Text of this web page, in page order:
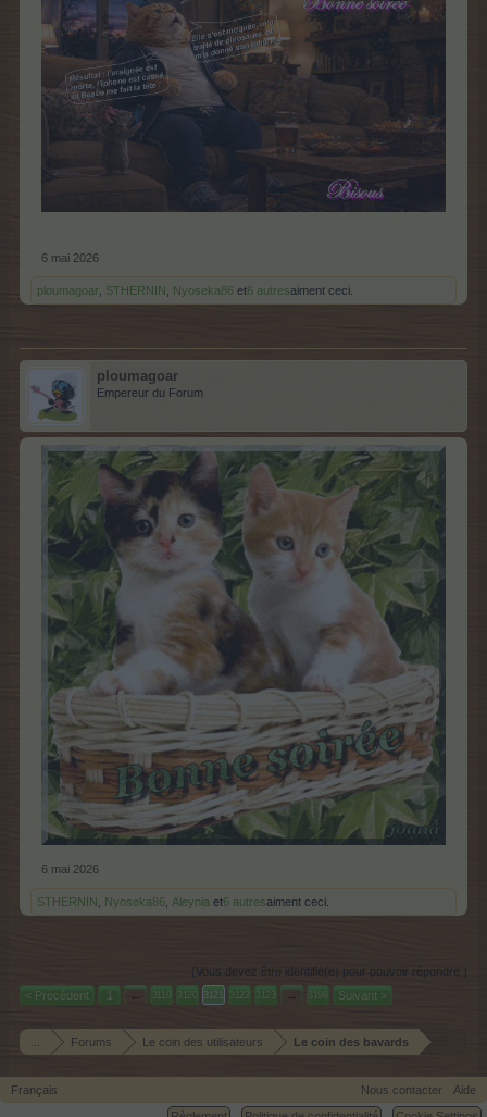
6 mai 2026
ploumagoar STHERNIN Nyoseka86 et6 autresaiment ceci.
ploumagoar
Empereur du Forum
6 mai 2026
STHERNIN Nyoseka86 Aleynia et6 autresaiment ceci.
(Vous devez être identifié(e) pour pouvoir répondre.)
< Précédent
1 ← 3119 3120 3121 3122 3123 → 3198 Suivant >
Forums Le coin des utilisateurs Le coin des bavards
Français Nous contacter
Aide